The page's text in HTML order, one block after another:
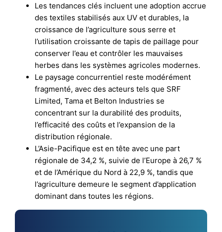
Les tendances clés incluent une adoption accrue
des textiles stabilisés aux UV et durables, la
croissance de l’agriculture sous serre et
l’utilisation croissante de tapis de paillage pour
conserver l’eau et contrôler les mauvaises
herbes dans les systèmes agricoles modernes.
Le paysage concurrentiel reste modérément
fragmenté, avec des acteurs tels que SRF
Limited, Tama et Belton Industries se
concentrant sur la durabilité des produits,
l’efficacité des coûts et l’expansion de la
distribution régionale.
L’Asie-Pacifique est en tête avec une part
régionale de 34,2 %, suivie de l’Europe à 26,7 %
et de l’Amérique du Nord à 22,9 %, tandis que
l’agriculture demeure le segment d’application
dominant dans toutes les régions.